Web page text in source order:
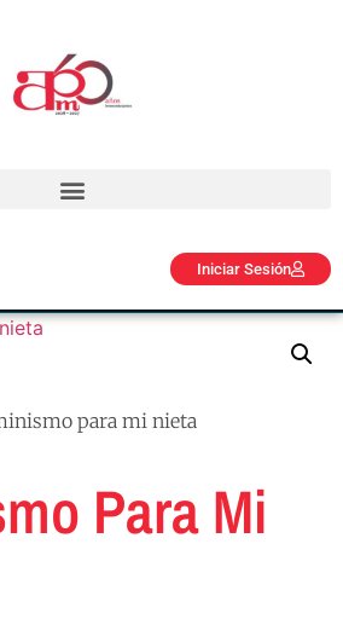
Iniciar Sesión
para mi nieta
Para Mi